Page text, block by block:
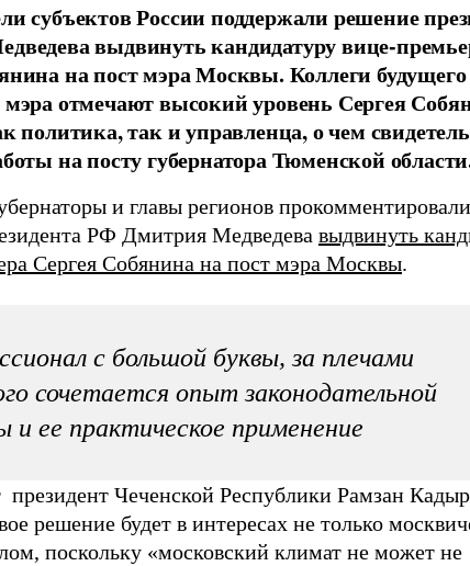
субъектов России поддержали решение
выдвинуть кандидатуру вице-
на пост мэра Москвы. Коллеги будущего
мэра отмечают высокий уровень Сергея
политика, так и управленца, о чем
на посту губернатора Тюменской
и главы регионов прокомментировали
РФ Дмитрия Медведева выдвинуть
Сергея Собянина на пост мэра Москвы.
с большой буквы, за плечами
сочетается опыт законодательной
и ее практическое применение
президент Чеченской Республики Рамзан
решение будет в интересах не только
поскольку «московский климат не может не